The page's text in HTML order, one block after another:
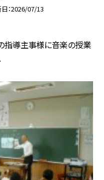
2026/07/13
指導主事様に音楽の授業